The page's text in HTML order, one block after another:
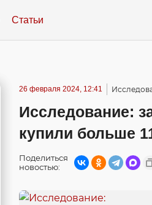
Статьи
26 февраля 2024, 12:41
Исследование:
купили больше
Поделиться
новостью: